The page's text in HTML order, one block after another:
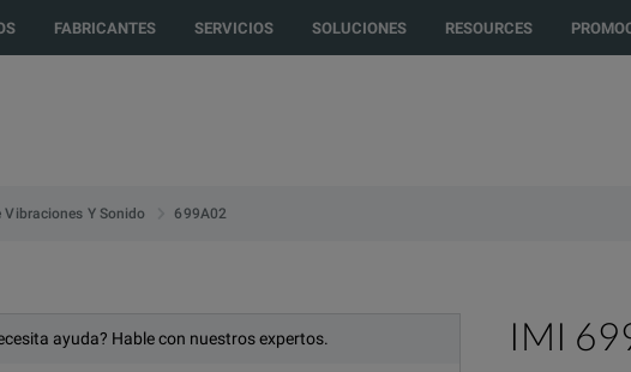
redirected to another country or region to see content and products specific to your
FABRICANTES SERVICIOS SOLUCIONES RESOURCES
Vibraciones Y Sonido 699A02
ayuda? Hable con nuestros expertos. IMI